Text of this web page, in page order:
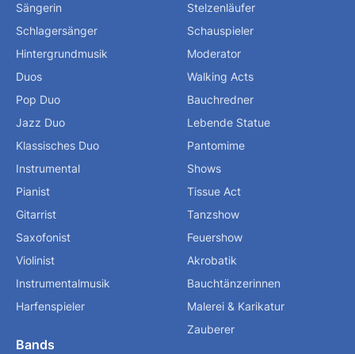
Sängerin
Schlagersänger
Hintergrundmusik
Duos
Pop Duo
Jazz Duo
Klassisches Duo
Instrumental
Pianist
Gitarrist
Saxofonist
Violinist
Instrumentalmusik
Harfenspieler
Bands
Stelzenläufer
Schauspieler
Moderator
Walking Acts
Bauchredner
Lebende Statue
Pantomime
Shows
Tissue Act
Tanzshow
Feuershow
Akrobatik
Bauchtänzerinnen
Malerei & Karikatur
Zauberer